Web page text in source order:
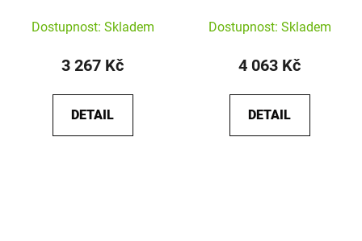
Dostupnost: Skladem
3 267 Kč
DETAIL
Dostupnost: Skladem
4 063 Kč
DETAIL